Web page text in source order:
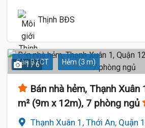
Thịnh BĐS
Sàn BTCT Hẻm (3 m)
1 / 6
Bán nhà hẻm, Thạnh Xuân
m² (9m x 12m), 7 phòng ngủ
Thạnh Xuân 1, Thới An, Quận